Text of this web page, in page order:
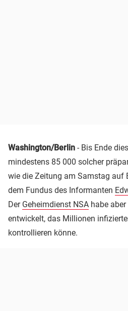
Washington/Berlin - Bis Ende
mindestens 85 000 solcher
wie die Zeitung am Samstag auf
dem Fundus des Informanten
Der Geheimdienst NSA habe
entwickelt, das Millionen
kontrollieren könne.